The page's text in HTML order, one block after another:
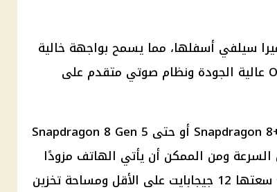
سيلفي أسفلها، مما يسمح بواجهة خالية
من التشويش واستخدم لوحة OLED عالية الجودة ونظام صوتي متقدم على
يحتوي الهاتف على معالج Snapdragon 8+ Gen 4 أو حتى Snapdragon 8 Gen 5
فائق السرعة ومن الممكن أن يأتي الهاتف مزودًا
بذاكرة وصول عشوائي (RAM) تبلغ سعتها 12 جيجابايت على الأقل ومساحة تخزين